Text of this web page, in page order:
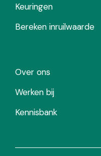
Keuringen
Bereken inruilwaarde
Over ons
Werken bij
Kennisbank